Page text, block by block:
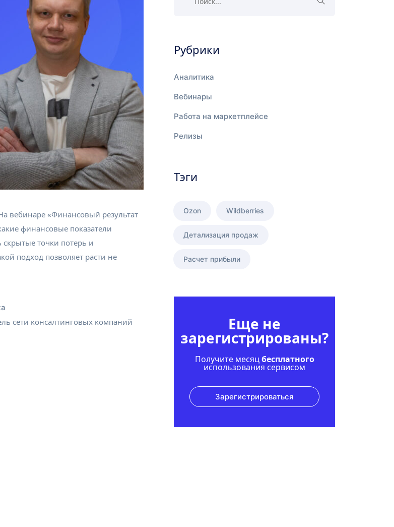
вебинаре «Финансовый результат
финансовые показатели
точки потерь и
подход позволяет расти не
сети консалтинговых компаний
Рубрики
Аналитика
Вебинары
Работа на маркетплейсе
Релизы
Тэги
Ozon Wildberries
Детализация продаж
Расчет прибыли
Еще не
зарегистрированы?
Получите месяцбесплатного
использования сервисом
Зарегистрироваться